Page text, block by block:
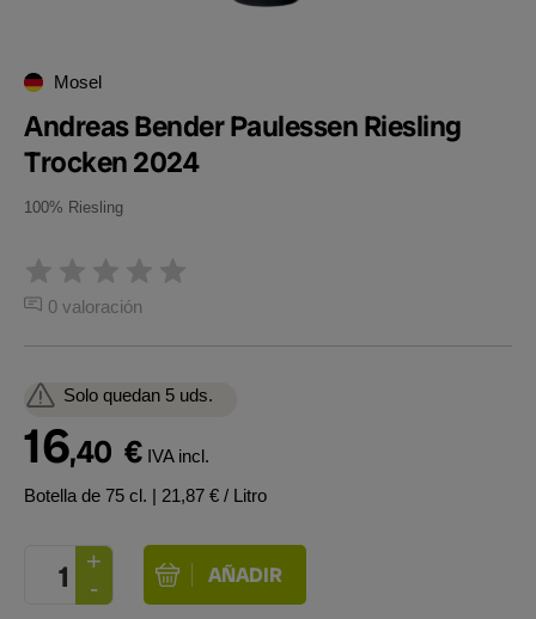
Mosel
Andreas Bender Paulessen Riesling
Trocken 2024
100% Riesling
0 valoración
Solo quedan 5 uds.
16,40 € IVA incl.
Botella de 75 cl. | 21,87 € / Litro